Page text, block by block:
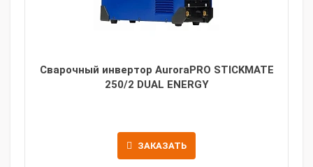
Сварочный инвертор AuroraPRO STICKMATE
250/2 DUAL ENERGY
ЗАКАЗАТЬ